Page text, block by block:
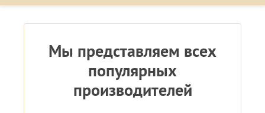
Мы представляем всех
популярных
производителей